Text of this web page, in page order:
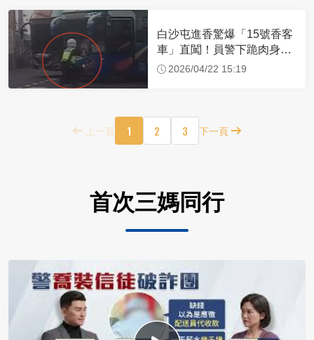
白沙屯進香驚爆「15號香客
車」直闖！員警下跪肉身擋
車：讓行人先過
2026/04/22 15:19
上一頁 1 2 3 下一頁
首次三媽同行